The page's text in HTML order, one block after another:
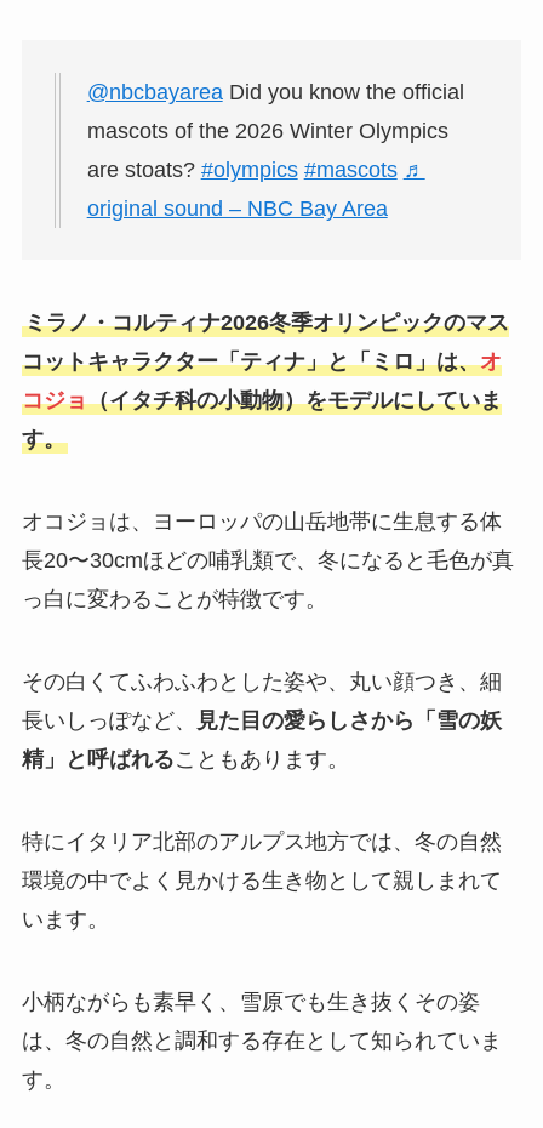
@nbcbayareaDid you know the official
mascots of the 2026 Winter Olympics
are stoats? #olympics #mascots ♬
original sound – NBC Bay Area
ミラノ・コルティナ2026冬季オリンピックのマス
コットキャラクター「ティナ」と「ミロ」は、オ
コジョ（イタチ科の小動物）をモデルにしていま
す。
オコジョは、ヨーロッパの山岳地帯に生息する体
長20〜30cmほどの哺乳類で、冬になると毛色が真
っ白に変わることが特徴です。
その白くてふわふわとした姿や、丸い顔つき、細
長いしっぽなど、
見た目の愛らしさから「雪の妖
精」と呼ばれることもあります。
特にイタリア北部のアルプス地方では、冬の自然
環境の中でよく見かける生き物として親しまれて
います。
小柄ながらも素早く、雪原でも生き抜くその姿
は、冬の自然と調和する存在として知られていま
す。